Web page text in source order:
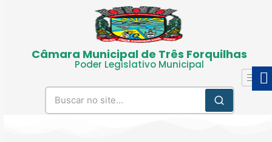
Câmara Municipal de Três Forquilhas
Poder Legislativo Municipal